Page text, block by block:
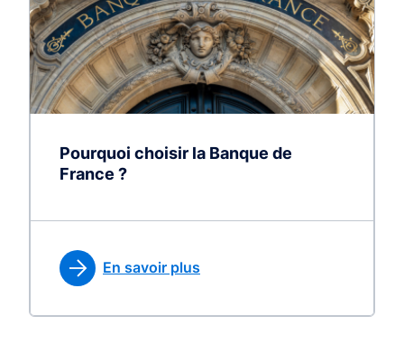
Pourquoi choisir la Banque de
France ?
En savoir plus